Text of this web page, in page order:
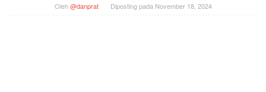
Oleh@danprat Diposting pada November 18, 2024